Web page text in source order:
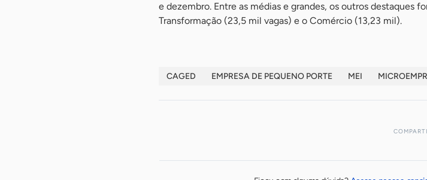
e dezembro. Entre as médias e grandes, os outros destaques
Transformação (23,5 mil vagas) e o Comércio (13,23 mil).
CAGED EMPRESA DE PEQUENO PORTE MEI